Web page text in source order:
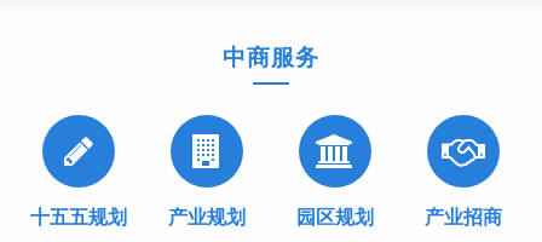
中商服务
十五五规划 产业规划 园区规划 产业招商